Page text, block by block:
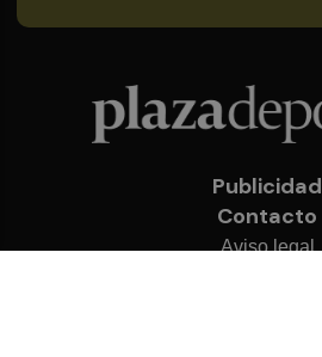
Publicidad
Contacto
Aviso legal